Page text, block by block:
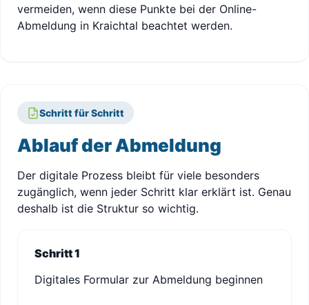
vermeiden, wenn diese Punkte bei der Online-
Abmeldung in Kraichtal beachtet werden.
Schritt für Schritt
Ablauf der Abmeldung
Der digitale Prozess bleibt für viele besonders
zugänglich, wenn jeder Schritt klar erklärt ist. Genau
deshalb ist die Struktur so wichtig.
Schritt 1
Digitales Formular zur Abmeldung beginnen